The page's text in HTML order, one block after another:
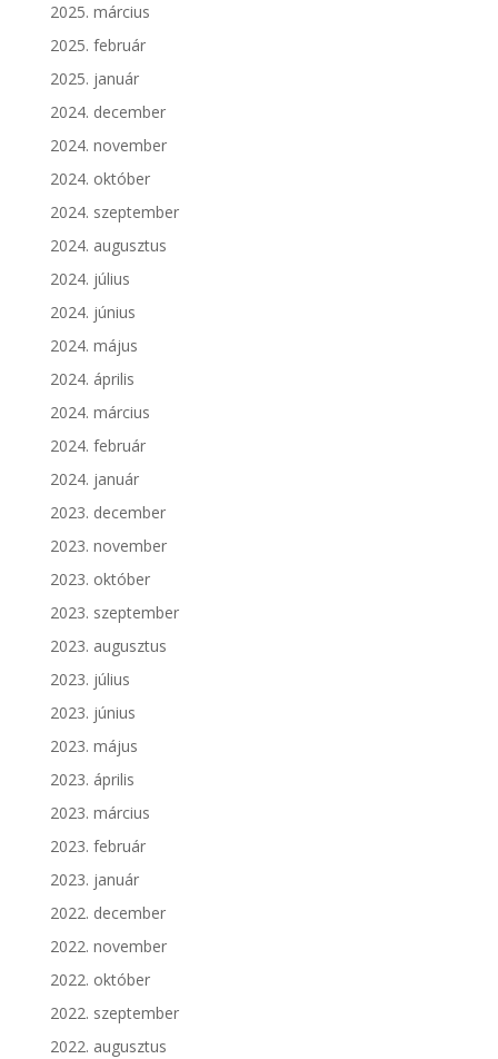
2025. március
2025. február
2025. január
2024. december
2024. november
2024. október
2024. szeptember
2024. augusztus
2024. július
2024. június
2024. május
2024. április
2024. március
2024. február
2024. január
2023. december
2023. november
2023. október
2023. szeptember
2023. augusztus
2023. július
2023. június
2023. május
2023. április
2023. március
2023. február
2023. január
2022. december
2022. november
2022. október
2022. szeptember
2022. augusztus